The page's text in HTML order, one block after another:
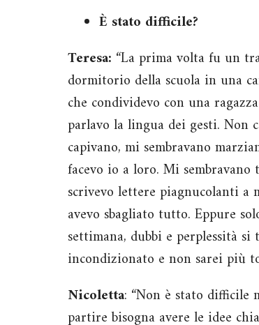
È stato difficile?
Teresa: “La prima volta fu un
dormitorio della scuola in una
che condividevo con una
parlavo la lingua dei gesti. Non
capivano, mi sembravano
facevo io a loro. Mi
scrivevo lettere piagnucolanti a
avevo sbagliato tutto. Eppure
settimana, dubbi e perplessità
incondizionato e non sarei più
Nicoletta: “Non è stato difficile
partire bisogna avere le idee